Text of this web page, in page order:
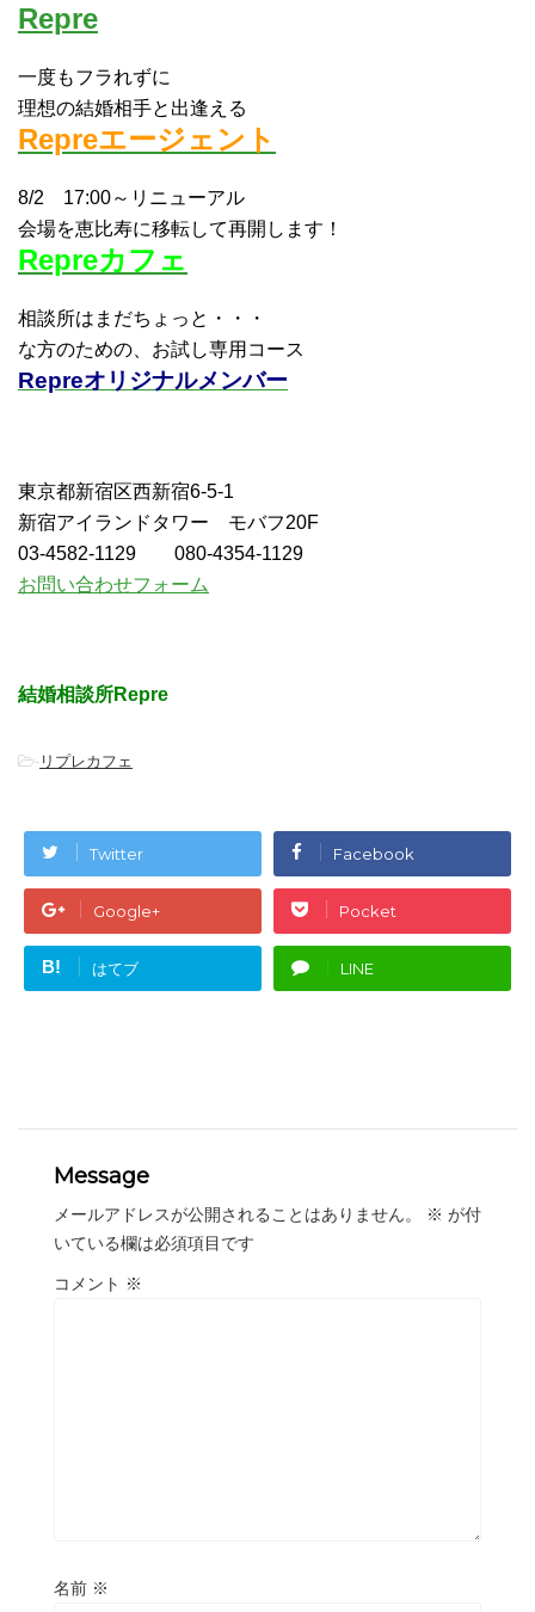
Repre
一度もフラれずに
理想の結婚相手と出逢える
Repreエージェント
8/2 17:00～リニューアル
会場を恵比寿に移転して再開します！
Repreカフェ
相談所はまだちょっと・・・
な方のための、お試し専用コース
Repreオリジナルメンバー
東京都新宿区西新宿6-5-1
新宿アイランドタワー モバフ20F
03-4582-1129 080-4354-1129
お問い合わせフォーム
結婚相談所Repre
- リプレカフェ
Twitter Facebook
Google+ Pocket
B! はてブ LINE
Message
メールアドレスが公開されることはありません。 ※ が付
いている欄は必須項目です
コメント ※
名前 ※